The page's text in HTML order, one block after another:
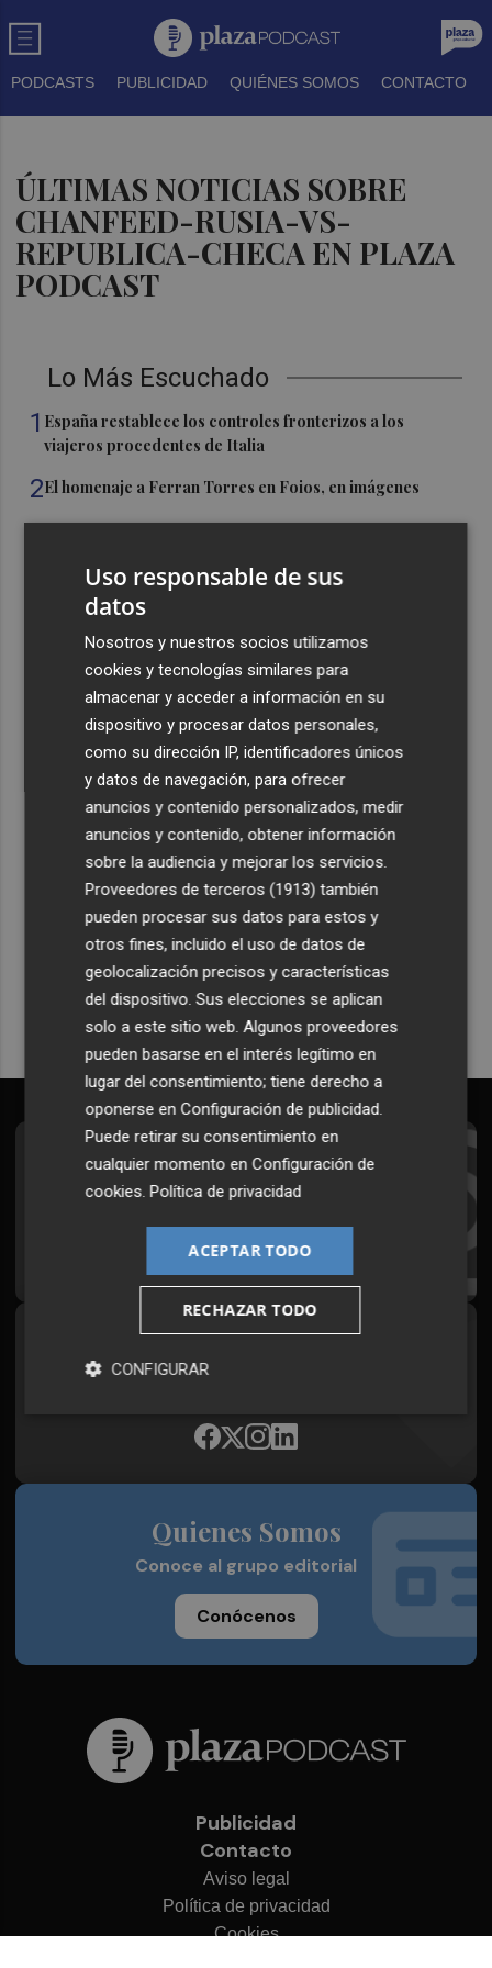
PODCASTS PUBLICIDAD QUIÉNES SOMOS CONTACTO
ÚLTIMAS NOTICIAS SOBRE
CHANFEED-RUSIA-VS-
REPUBLICA-CHECA EN PLAZA
PODCAST
Lo Más Escuchado
1 España restablece los controles fronterizos a los
viajeros procedentes de Italia
2El homenaje a Ferran Torres en Foios, en imágenes
pueblo: "Allá donde voy siempre digo que soy de Foios"
Foios se vuelca con Ferran Torres
Las '200 vidas' que llevaron a Paco Rabal de Águilas a la
cima del cine: un documental recupera la voz y la mirada
del actor
Recibe toda la actualidad de
Plaza Podcast en tu correo
Quiero suscribirme
Suscríbete al Boletín
Todos los días a primera hora en tu email
¡Quiero suscribirme!
Plaza Podcast, desde cualquier medio
Quienes Somos
Conoce al grupo editorial
Conócenos
Publicidad
Contacto
Aviso legal
Política de privacidad
Cookies
Uso responsable de sus
datos
Nosotros y nuestros socios utilizamos
cookies y tecnologías similares para
almacenar y acceder a información en su
dispositivo y procesar datos personales,
como su dirección IP, identificadores únicos
y datos de navegación, para ofrecer
anuncios y contenido personalizados, medir
anuncios y contenido, obtener información
sobre la audiencia y mejorar los servicios.
Proveedores de terceros (1913) también
pueden procesar sus datos para estos y
otros fines, incluido el uso de datos de
geolocalización precisos y características
del dispositivo. Sus elecciones se aplican
solo a este sitio web. Algunos proveedores
pueden basarse en el interés legítimo en
lugar del consentimiento; tiene derecho a
oponerse enConfiguración de publicidad
Puede retirar su consentimiento en
cualquier momento enConfiguración de
cookies .Política de privacidad
ACEPTAR TODO
RECHAZAR TODO
CONFIGURAR